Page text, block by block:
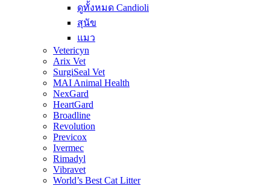
ดูทั้งหมด Candioli
สุนัข
แมว
Vetericyn
Arix Vet
SurgiSeal Vet
MAI Animal Health
NexGard
HeartGard
Broadline
Revolution
Previcox
Ivermec
Rimadyl
Vibravet
World’s Best Cat Litter